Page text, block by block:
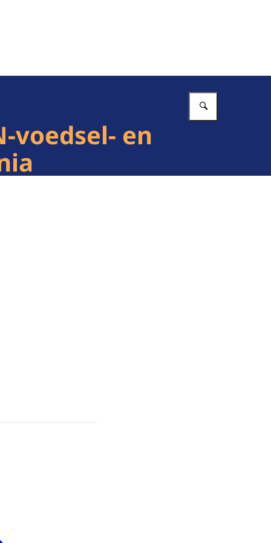
voedsel- en